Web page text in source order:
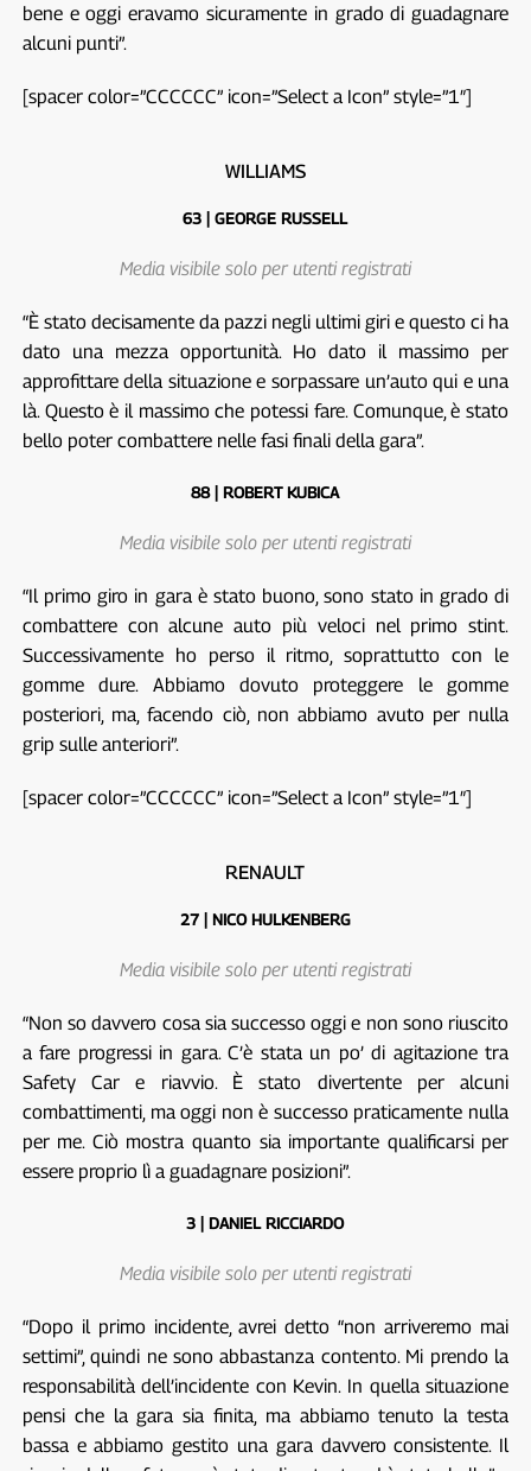
bene e oggi eravamo sicuramente in grado di guadagnare
alcuni punti”.
[spacer color=”CCCCCC” icon=”Select a Icon” style=”1″]
WILLIAMS
63 | GEORGE RUSSELL
Media visibile solo per utenti registrati
“È stato decisamente da pazzi negli ultimi giri e questo ci ha
dato una mezza opportunità. Ho dato il massimo per
approfittare della situazione e sorpassare un’auto qui e una
là. Questo è il massimo che potessi fare. Comunque, è stato
bello poter combattere nelle fasi finali della gara”.
88 | ROBERT KUBICA
Media visibile solo per utenti registrati
“Il primo giro in gara è stato buono, sono stato in grado di
combattere con alcune auto più veloci nel primo stint.
Successivamente ho perso il ritmo, soprattutto con le
gomme dure. Abbiamo dovuto proteggere le gomme
posteriori, ma, facendo ciò, non abbiamo avuto per nulla
grip sulle anteriori”.
[spacer color=”CCCCCC” icon=”Select a Icon” style=”1″]
RENAULT
27 | NICO HULKENBERG
Media visibile solo per utenti registrati
“Non so davvero cosa sia successo oggi e non sono riuscito
a fare progressi in gara. C’è stata un po’ di agitazione tra
Safety Car e riavvio. È stato divertente per alcuni
combattimenti, ma oggi non è successo praticamente nulla
per me. Ciò mostra quanto sia importante qualificarsi per
essere proprio lì a guadagnare posizioni”.
3 | DANIEL RICCIARDO
Media visibile solo per utenti registrati
“Dopo il primo incidente, avrei detto “non arriveremo mai
settimi”, quindi ne sono abbastanza contento. Mi prendo la
responsabilità dell’incidente con Kevin. In quella situazione
pensi che la gara sia finita, ma abbiamo tenuto la testa
bassa e abbiamo gestito una gara davvero consistente. Il